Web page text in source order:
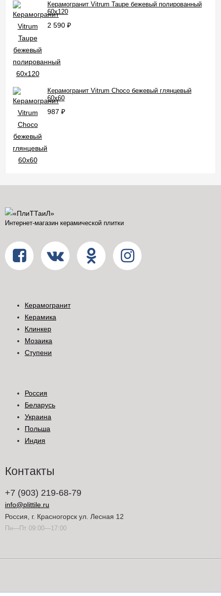
Керамогранит Vitrum Taupe бежевый полированный
60x120
2 590 ₽
Керамогранит Vitrum Choco бежевый глянцевый
60x60
987 ₽
Интернет-магазин керамической плитки
Керамогранит
Керамика
Клинкер
Мозаика
Ступени
Россия
Беларусь
Украина
Польша
Индия
Контакты
+7 (903) 219-68-79
info@plittile.ru
Россия, г. Красногорск ул. Лесная 12
Пн—Пт 09:00—17:00